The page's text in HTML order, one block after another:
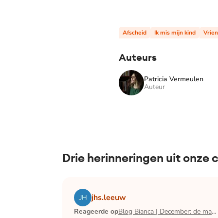
Afscheid Ik mis mijn kind
Auteurs
Patricia Vermeulen
Auteur
Drie herinneringen uit onze
jhs.leeuw
Reageerde op Blog Bianca | December: de maand waarin ik mijn man verloor
Lees het artikel Blog Bianca | December: